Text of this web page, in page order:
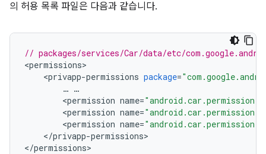
의 허용 목록 파일은 다음과 같습니다.
// packages/services/Car/data/etc/
<permissions
<privapp-permissions package=
… …
<permission name=
<permission name=
<permission name=
</privapp-permissions>
</permissions